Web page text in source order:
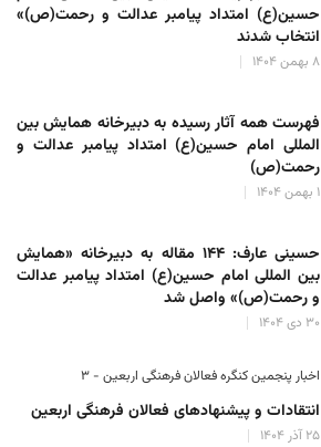
حسین(ع) امتداد پیامبر عدالت و رحمت(ص)»
انتخاب شدند
۸ بهمن ۱۴۰۴
فهرست همه آثار رسیده به دبیرخانه همایش بین
المللی امام حسین(ع) امتداد پیامبر عدالت و
رحمت(ص)
۱ بهمن ۱۴۰۴
حسینی عارف: ۱۴۴ مقاله به دبیرخانه «همایش
بین المللی امام حسین(ع) امتداد پیامبر عدالت
و رحمت(ص)» واصل شد
۳۰ دی ۱۴۰۴
اخبار پنجمین کنگره فعالان فرهنگی اربعین - ۳
انتقادات و پیشنهادهای فعالان فرهنگی اربعین
۲۵ آذر ۱۴۰۴